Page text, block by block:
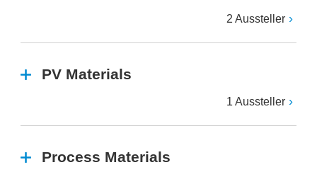
2 Aussteller
PV Materials
1 Aussteller
Process Materials